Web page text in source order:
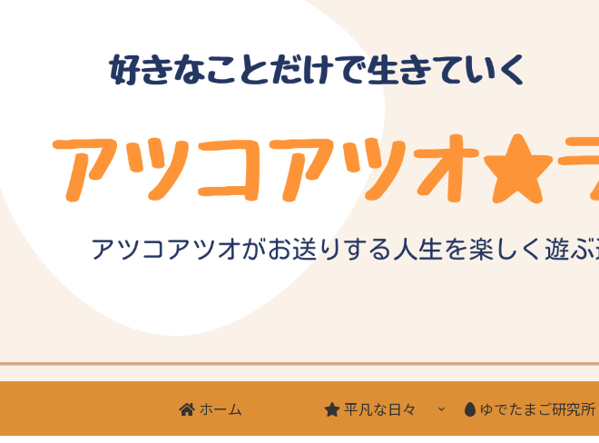
ホーム 平凡な日々 ゆでたまご研究所